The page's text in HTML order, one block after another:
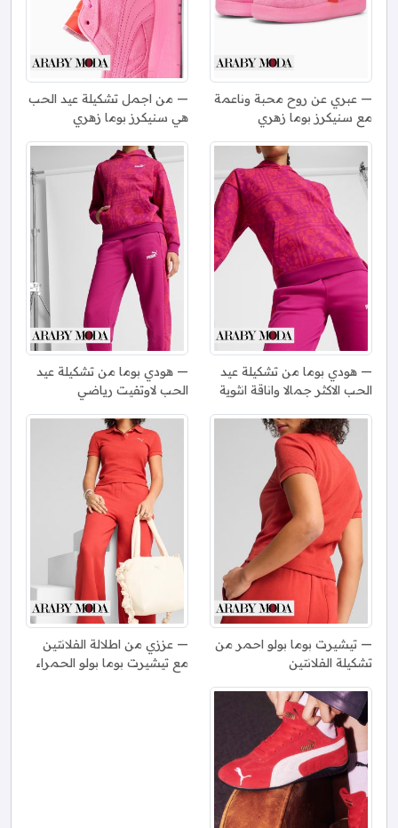
عبري عن روح محبة وناعمة
مع سنيكرز بوما زهري
من اجمل تشكيلة عيد الحب
هي سنيكرز بوما زهري
هودي بوما من تشكيلة عيد
الحب الاكثر جمالا واناقة انثوية
هودي بوما من تشكيلة عيد
الحب لاوتفيت رياضي
تيشيرت بوما بولو احمر من
تشكيلة الفلانتين
عززي من اطلالة الفلانتين
مع تيشيرت بوما بولو الحمراء